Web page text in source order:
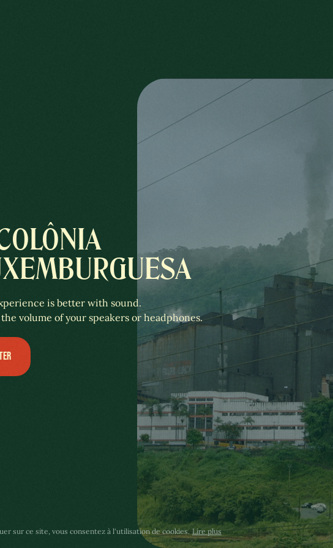
is better with sound.
volume of your speakers or headphones.
sur ce site, vous consentez à l'utilisation de cookies. Lire plus